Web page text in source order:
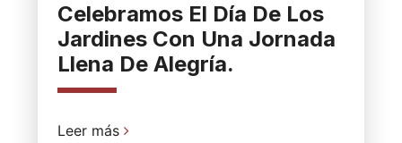
Celebramos El Día De Los
Jardines Con Una Jornada
Llena De Alegría.
Leer más